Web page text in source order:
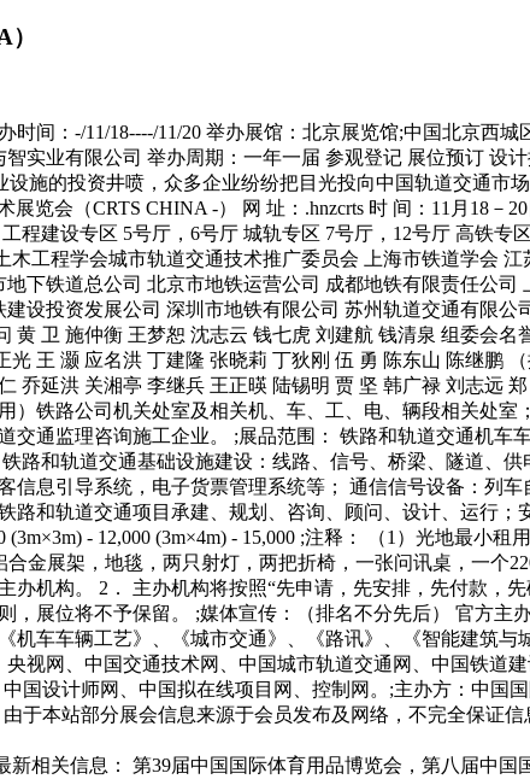
间：-/11/18----/11/20 举办展馆：北京展览馆;中国北京西
实业有限公司 举办周期：一年一届 参观登记 展位预订 设
施的投资井喷，众多企业纷纷把目光投向中国轨道交通市
览会（CRTS CHINA -） 网 址：.hnzcrts 时 间：11月18
程建设专区 5号厅，6号厅 城轨专区 7号厅，12号厅 高铁
工程学会城市轨道交通技术推广委员会 上海市铁道学会
下铁道总公司 北京市地铁运营公司 成都地铁有限责任公
设投资发展公司 深圳市地铁有限公司 苏州轨道交通有限
黄 卫 施仲衡 王梦恕 沈志云 钱七虎 刘建航 钱清泉 组委会
王 灏 应名洪 丁建隆 张晓莉 丁狄刚 伍 勇 陈东山 陈继鹏
乔延洪 关湘亭 李继兵 王正暎 陆锡明 贾 坚 韩广禄 刘志远
）铁路公司机关处室及相关机、车、工、电、辆段相关处
交通监理咨询施工企业。 ;展品范围： 铁路和轨道交通机
路和轨道交通基础设施建设：线路、信号、桥梁、隧道、
信息引导系统，电子货票管理系统等； 通信信号设备：列
和轨道交通项目承建、规划、咨询、顾问、设计、运行；
(3m×3m) - 12,000 (3m×4m) - 15,000 ;注释： （1）光地最小
金展架，地毯，两只射灯，两把折椅，一张问讯桌，一个
办机构。 2． 主办机构将按照“先申请，先安排，先付款，
展位将不予保留。 ;媒体宣传：（排名不分先后） 官方主
机车车辆工艺》、《城市交通》、《路讯》、《智能建筑
央视网、中国交通技术网、中国城市轨道交通网、中国铁
国设计师网、中国拟在线项目网、控制网。;主办方：中国
由于本站部分展会信息来源于会员发布及网络，不完全保
相关信息： 第39届中国国际体育用品博览会，第八届中